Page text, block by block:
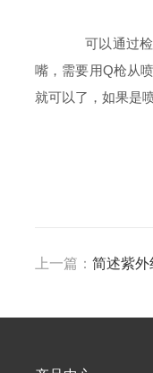
可以通过检
嘴，需要用Q枪从
就可以了，如果是
上一篇： 简述紫